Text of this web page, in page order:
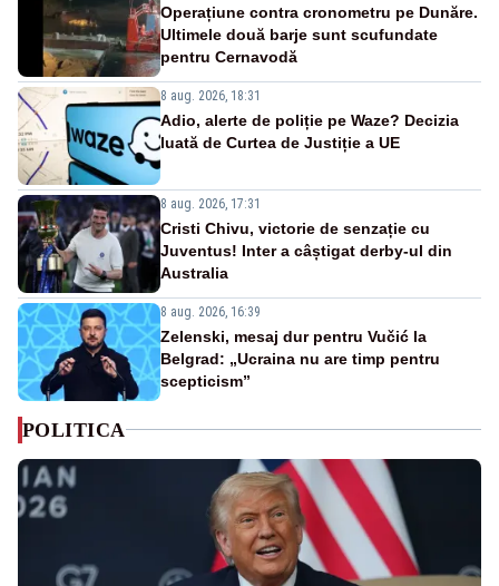
Operațiune contra cronometru pe Dunăre.
Ultimele două barje sunt scufundate
pentru Cernavodă
8 aug. 2026, 18:31
Adio, alerte de poliție pe Waze? Decizia
luată de Curtea de Justiție a UE
8 aug. 2026, 17:31
Cristi Chivu, victorie de senzație cu
Juventus! Inter a câștigat derby-ul din
Australia
8 aug. 2026, 16:39
Zelenski, mesaj dur pentru Vučić la
Belgrad: „Ucraina nu are timp pentru
scepticism”
POLITICA